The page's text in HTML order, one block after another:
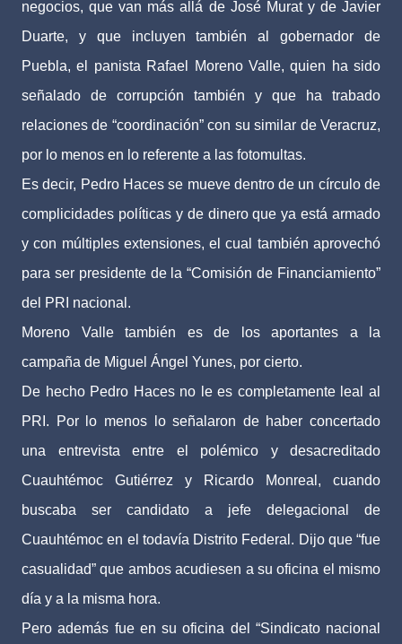
negocios, que van más allá de José Murat y de Javier
Duarte, y que incluyen también al gobernador de
Puebla, el panista Rafael Moreno Valle, quien ha sido
señalado de corrupción también y que ha trabado
relaciones de “coordinación” con su similar de Veracruz,
por lo menos en lo referente a las fotomultas.
Es decir, Pedro Haces se mueve dentro de un círculo de
complicidades políticas y de dinero que ya está armado
y con múltiples extensiones, el cual también aprovechó
para ser presidente de la “Comisión de Financiamiento”
del PRI nacional.
Moreno Valle también es de los aportantes a la
campaña de Miguel Ángel Yunes, por cierto.
De hecho Pedro Haces no le es completamente leal al
PRI. Por lo menos lo señalaron de haber concertado
una entrevista entre el polémico y desacreditado
Cuauhtémoc Gutiérrez y Ricardo Monreal, cuando
buscaba ser candidato a jefe delegacional de
Cuauhtémoc en el todavía Distrito Federal. Dijo que “fue
casualidad” que ambos acudiesen a su oficina el mismo
día y a la misma hora.
Pero además fue en su oficina del “Sindicato nacional